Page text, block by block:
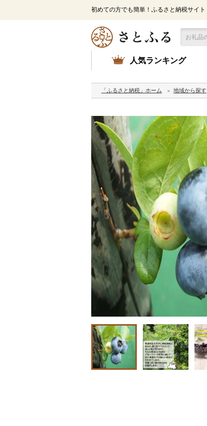
初めての方でも簡単！ふるさと納税サイト
人気ランキング
「ふるさと納税」ホーム 地域から探す